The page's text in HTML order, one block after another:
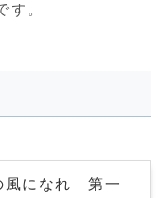
す。
風になれ 第一